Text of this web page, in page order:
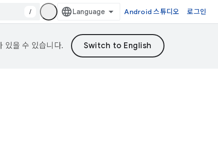
/ Android 스튜디오 로그인
있을 수 있습니다.